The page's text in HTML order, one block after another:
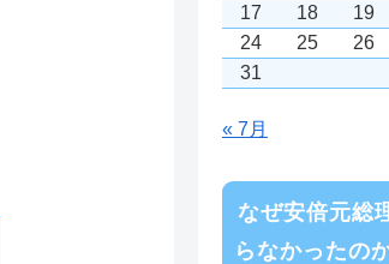
17
18 19
24
25 26
31
« 7月
なぜ安倍元総
らなかったの